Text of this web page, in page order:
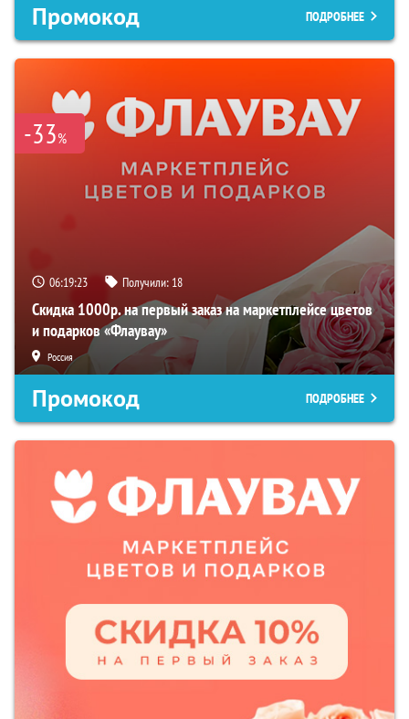
Промокод ПОДРОБНЕЕ
-33%
06:19:22 Получили: 18
Скидка 1000р. на первый заказ на маркетплейсе цветов
и подарков «Флаувау»
Россия
Промокод ПОДРОБНЕЕ